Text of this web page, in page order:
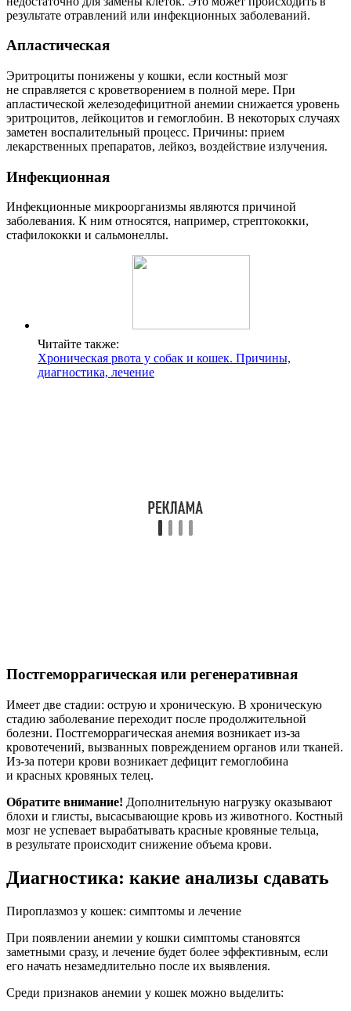
результате отравлений или инфекционных заболеваний.
Апластическая
Эритроциты понижены у кошки, если костный мозг
не справляется с кроветворением в полной мере. При
апластической железодефицитной анемии снижается уровень
эритроцитов, лейкоцитов и гемоглобин. В некоторых случаях
заметен воспалительный процесс. Причины: прием
лекарственных препаратов, лейкоз, воздействие излучения.
Инфекционная
Инфекционные микроорганизмы являются причиной
заболевания. К ним относятся, например, стрептококки,
стафилококки и сальмонеллы.
Читайте также:
Хроническая рвота у собак и кошек. Причины,
диагностика, лечение
Постгеморрагическая или регенеративная
Имеет две стадии: острую и хроническую. В хроническую
стадию заболевание переходит после продолжительной
болезни. Постгеморрагическая анемия возникает из-за
кровотечений, вызванных повреждением органов или тканей.
Из-за потери крови возникает дефицит гемоглобина
и красных кровяных телец.
Обратите внимание! Дополнительную нагрузку оказывают
блохи и глисты, высасывающие кровь из животного. Костный
мозг не успевает вырабатывать красные кровяные тельца,
в результате происходит снижение объема крови.
Диагностика: какие анализы сдавать
Пироплазмоз у кошек: симптомы и лечение
При появлении анемии у кошки симптомы становятся
заметными сразу, и лечение будет более эффективным, если
его начать незамедлительно после их выявления.
Среди признаков анемии у кошек можно выделить: